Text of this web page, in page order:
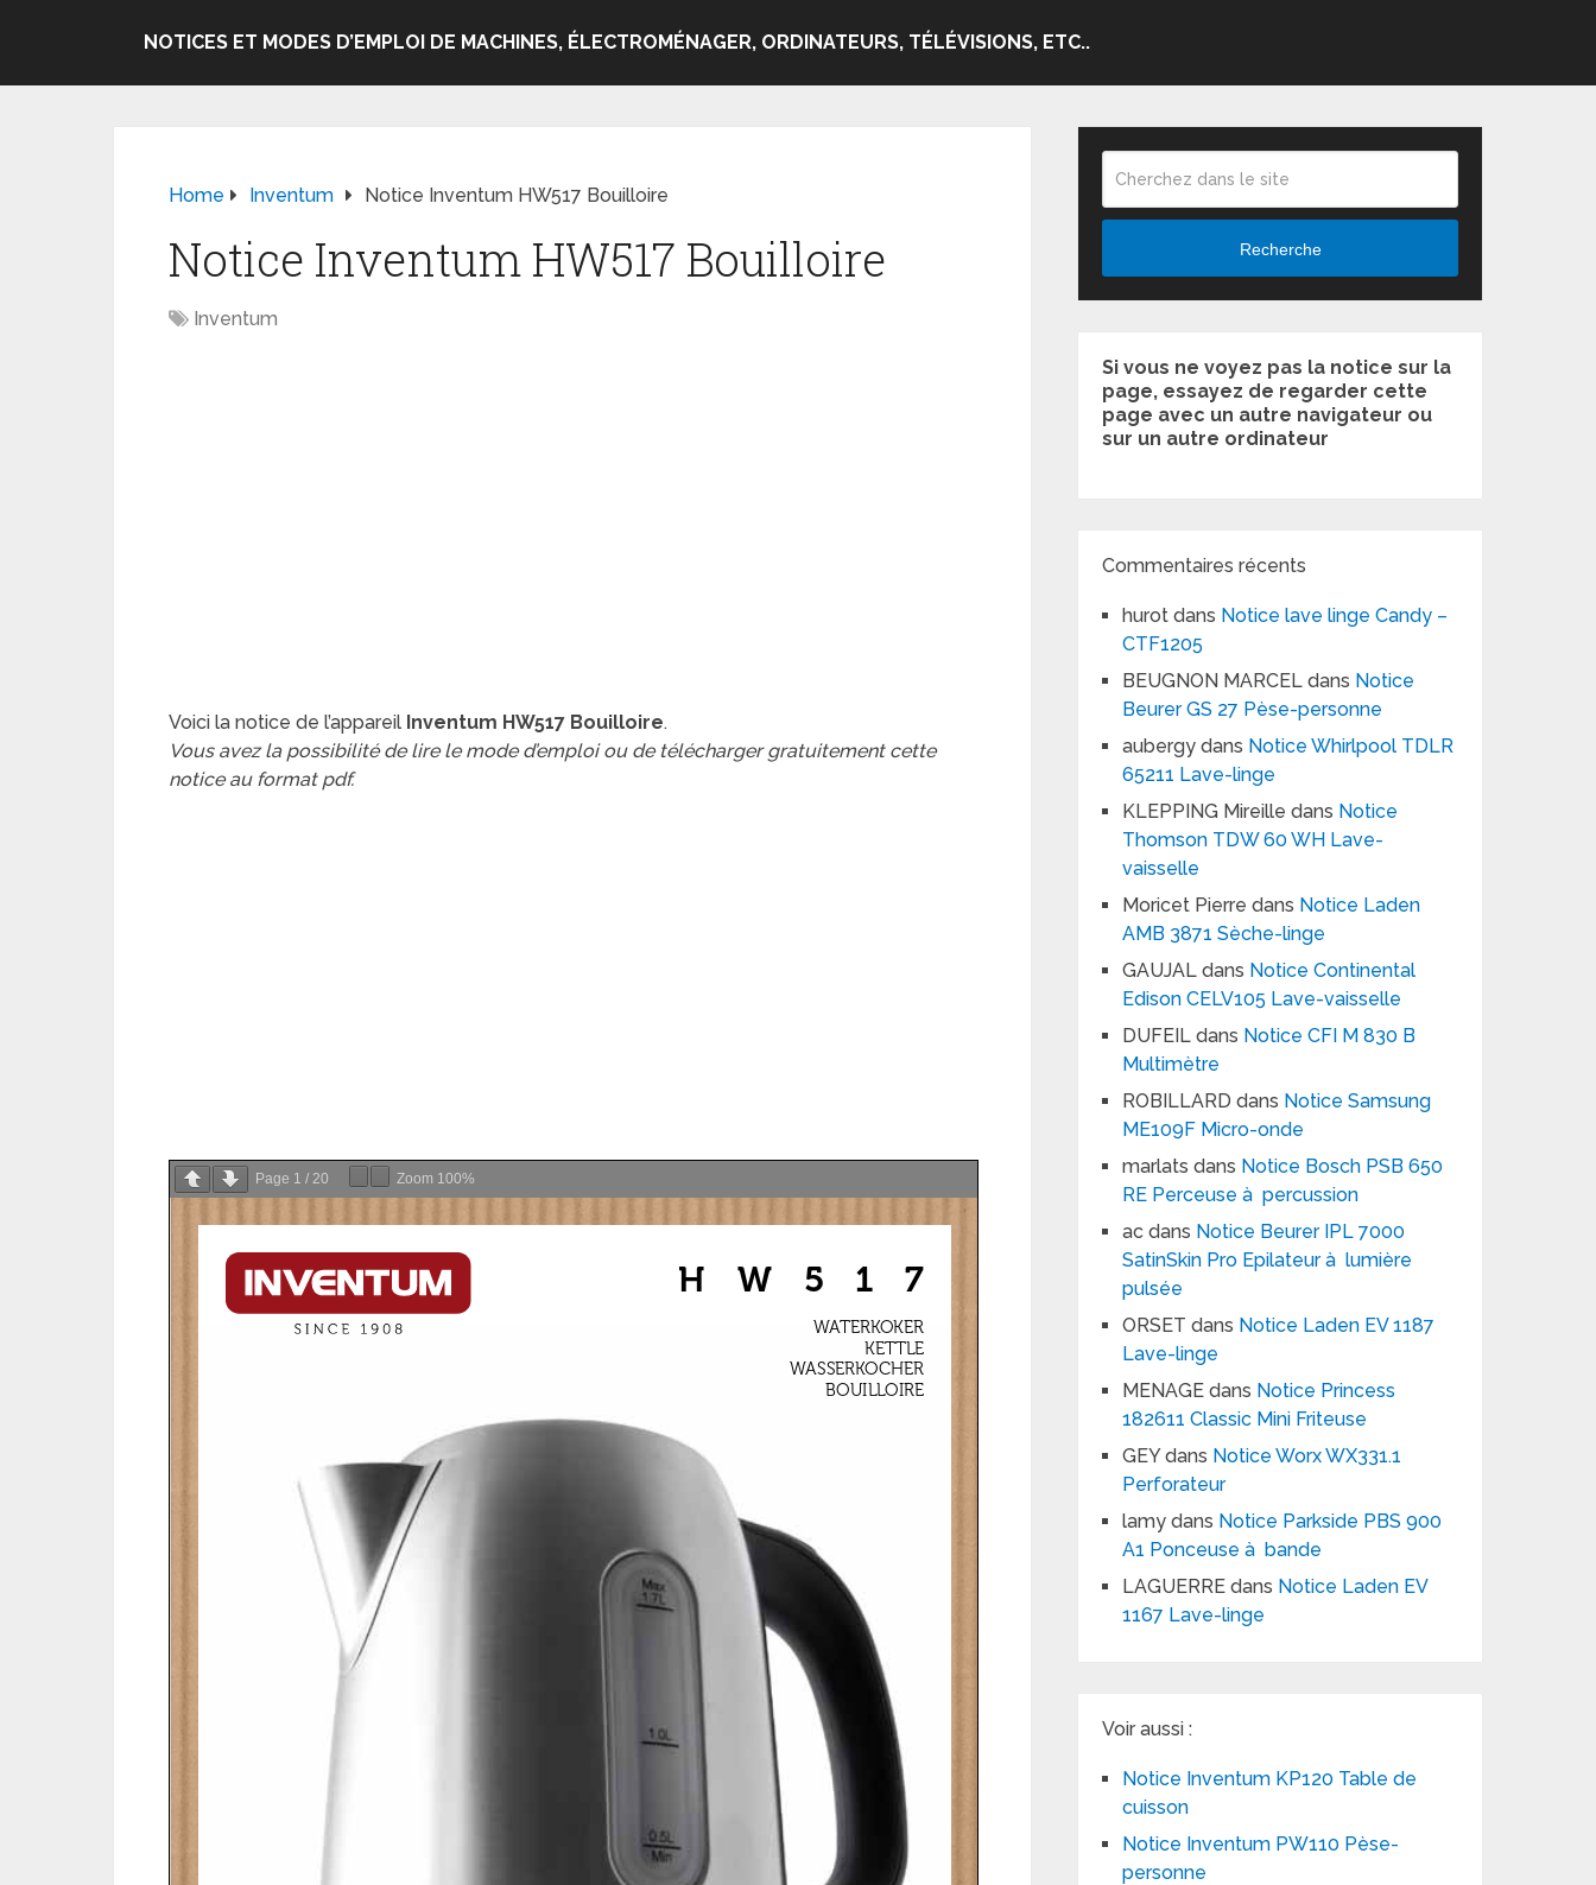
NOTICES ET MODES D’EMPLOI DE MACHINES, ÉLECTROMÉNAGER, ORDINATEURS, TÉLÉVISIONS, ETC..
Home Inventum Notice Inventum HW517 Bouilloire
Notice Inventum HW517 Bouilloire
Inventum
Voici la notice de l’appareil Inventum HW517 Bouilloire.
Vous avez la possibilité de lire le mode d’emploi ou de télécharger gratuitement cette
notice au format pdf.
Page 1 / 20 Zoom 100%
Recherche
Si vous ne voyez pas la notice sur la
page, essayez de regarder cette
page avec un autre navigateur ou
sur un autre ordinateur
Commentaires récents
hurot dans Notice lave linge Candy –
CTF1205
BEUGNON MARCEL dans Notice
Beurer GS 27 Pèse-personne
aubergy dans Notice Whirlpool TDLR
65211 Lave-linge
KLEPPING Mireille dans Notice
Thomson TDW 60 WH Lave-
vaisselle
Moricet Pierre dans Notice Laden
AMB 3871 Sèche-linge
GAUJAL dans Notice Continental
Edison CELV105 Lave-vaisselle
DUFEIL dans Notice CFI M 830 B
Multimètre
ROBILLARD dans Notice Samsung
ME109F Micro-onde
marlats dans Notice Bosch PSB 650
RE Perceuse à percussion
ac dans Notice Beurer IPL 7000
SatinSkin Pro Epilateur à lumière
pulsée
ORSET dans Notice Laden EV 1187
Lave-linge
MENAGE dans Notice Princess
182611 Classic Mini Friteuse
GEYdans Notice Worx WX331.1
Perforateur
lamy dans Notice Parkside PBS 900
A1 Ponceuse à bande
LAGUERRE dans Notice Laden EV
1167 Lave-linge
Voir aussi :
Notice Inventum KP120 Table de
cuisson
Notice Inventum PW110 Pèse-
personne